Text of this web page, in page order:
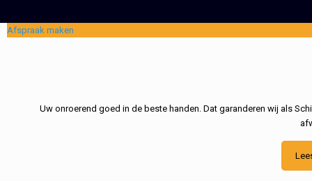
Afspraak maken
Uw onroerend goed in de beste handen. Dat garanderen wij als